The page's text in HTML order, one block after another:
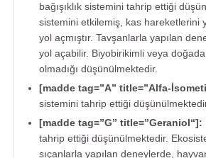
bağışıklık sistemini tahrip ettiği
sistemini etkilemiş, kas hareketlerini
yol açmıştır. Tavşanlarla yapılan
yol açabilir. Biyobirikimli veya
olmadığı düşünülmektedir.
[madde tag=”A” title=”Alfa-
sistemini tahrip ettiği
[madde tag=”G” title=”Geraniol“]:
tahrip ettiği düşünülmektedir.
sıçanlarla yapılan deneylerde,